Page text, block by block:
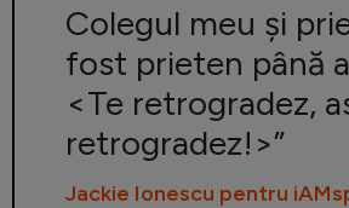
Colegul meu și
fost prieten până
<Te retrogradez,
retrogradez!>”
Jackie Ionescu pentru